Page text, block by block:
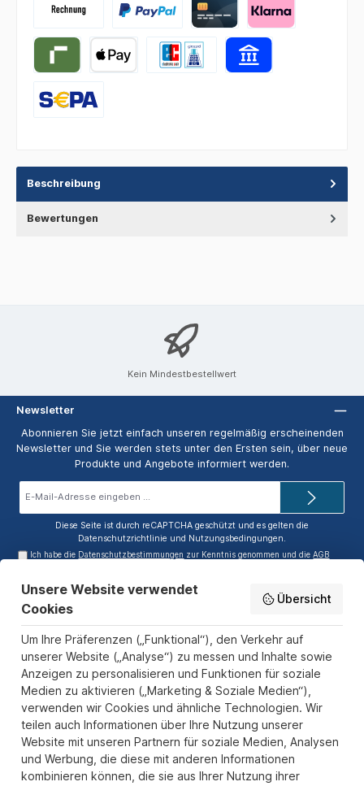
Beschreibung
Bewertungen
Kein Mindestbestellwert
Newsletter
Abonnieren Sie jetzt einfach unseren regelmäßig erscheinenden
Newsletter und Sie werden stets unter den Ersten sein, über neue
Produkte und Angebote informiert werden.
Diese Seite ist durch reCAPTCHA geschützt und es gelten die
Datenschutzrichtlinie und Nutzungsbedingungen.
Ich habe die Datenschutzbestimmungen zur Kenntnis genommen und dieAGB
Service-Hotline
Informationen
Zahlungs- und Versandarten
Sicher Einkaufen
Über uns
Der Pokal & Vereinsbedarf Onlineshop PokalExpress in Marl ist
Ihr Spezialist für Pokale, Medaillen und Trophäen aus Glas und
Resin, mit einem Fokus auf Säulenpokalen. Unser herausragender
Kundenservice zeichnet sich durch Schnelligkeit und
Unsere Website verwendet
Cookies
Übersicht
Um Ihre Präferenzen („Funktional“), den Verkehr auf
unserer Website („Analyse“) zu messen und Inhalte sowie
Anzeigen zu personalisieren und Funktionen für soziale
Medien zu aktivieren („Marketing & Soziale Medien“),
verwenden wir Cookies und ähnliche Technologien. Wir
teilen auch Informationen über Ihre Nutzung unserer
Website mit unseren Partnern für soziale Medien, Analysen
und Werbung, die diese mit anderen Informationen
kombinieren können, die sie aus Ihrer Nutzung ihrer